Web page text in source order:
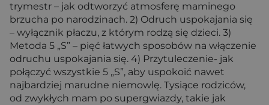
trymestr – jak odtworzyć atmosferę maminego
brzucha po narodzinach. 2) Odruch uspokajania się
– wyłącznik płaczu, z którym rodzą się dzieci. 3)
Metoda 5 „S” – pięć łatwych sposobów na włączenie
odruchu uspokajania się. 4) Przytuleczenie- jak
połączyć wszystkie 5 „S”, aby uspokoić nawet
najbardziej marudne niemowlę. Tysiące rodziców,
od zwykłych mam po supergwiazdy, takie jak